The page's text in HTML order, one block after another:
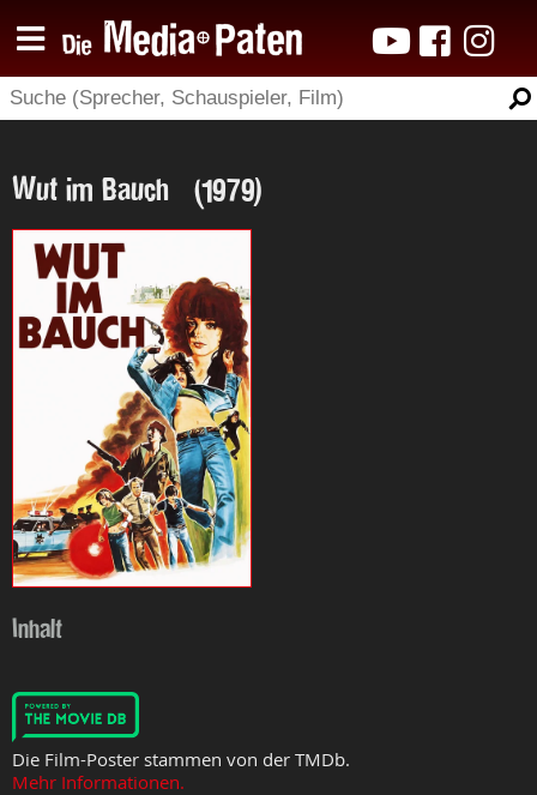
Wut im Bauch (1979)
Inhalt
Die Film-Poster stammen von der TMDb.
Mehr Informationen.